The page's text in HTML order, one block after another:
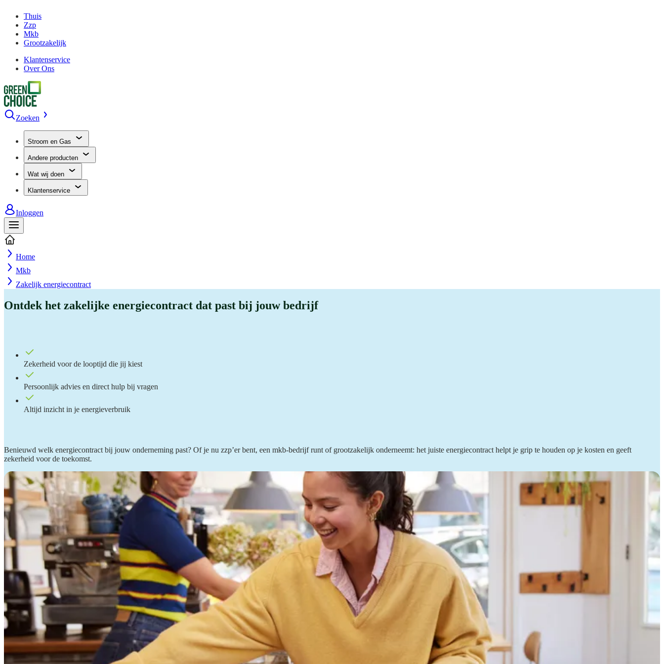
Thuis
Zzp
Mkb
Grootzakelijk
Klantenservice
Over Ons
Zoeken
Stroom en Gas
Andere producten
Wat wij doen
Klantenservice
Inloggen
Home
Mkb
Zakelijk energiecontract
Ontdek het zakelijke energiecontract dat past bij jouw bedrijf
Zekerheid voor de looptijd die jij kiest
Persoonlijk advies en direct hulp bij vragen
Altijd inzicht in je energieverbruik
Benieuwd welk energiecontract bij jouw onderneming past? Of je nu zzp’er bent, een mkb-bedrijf runt of grootzakelijk onderneemt: het juiste energiecontract helpt je grip te houden op je kosten en geeft
zekerheid voor de toekomst.